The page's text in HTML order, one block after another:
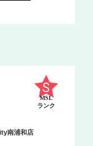
MSL
ランク
南浦和店